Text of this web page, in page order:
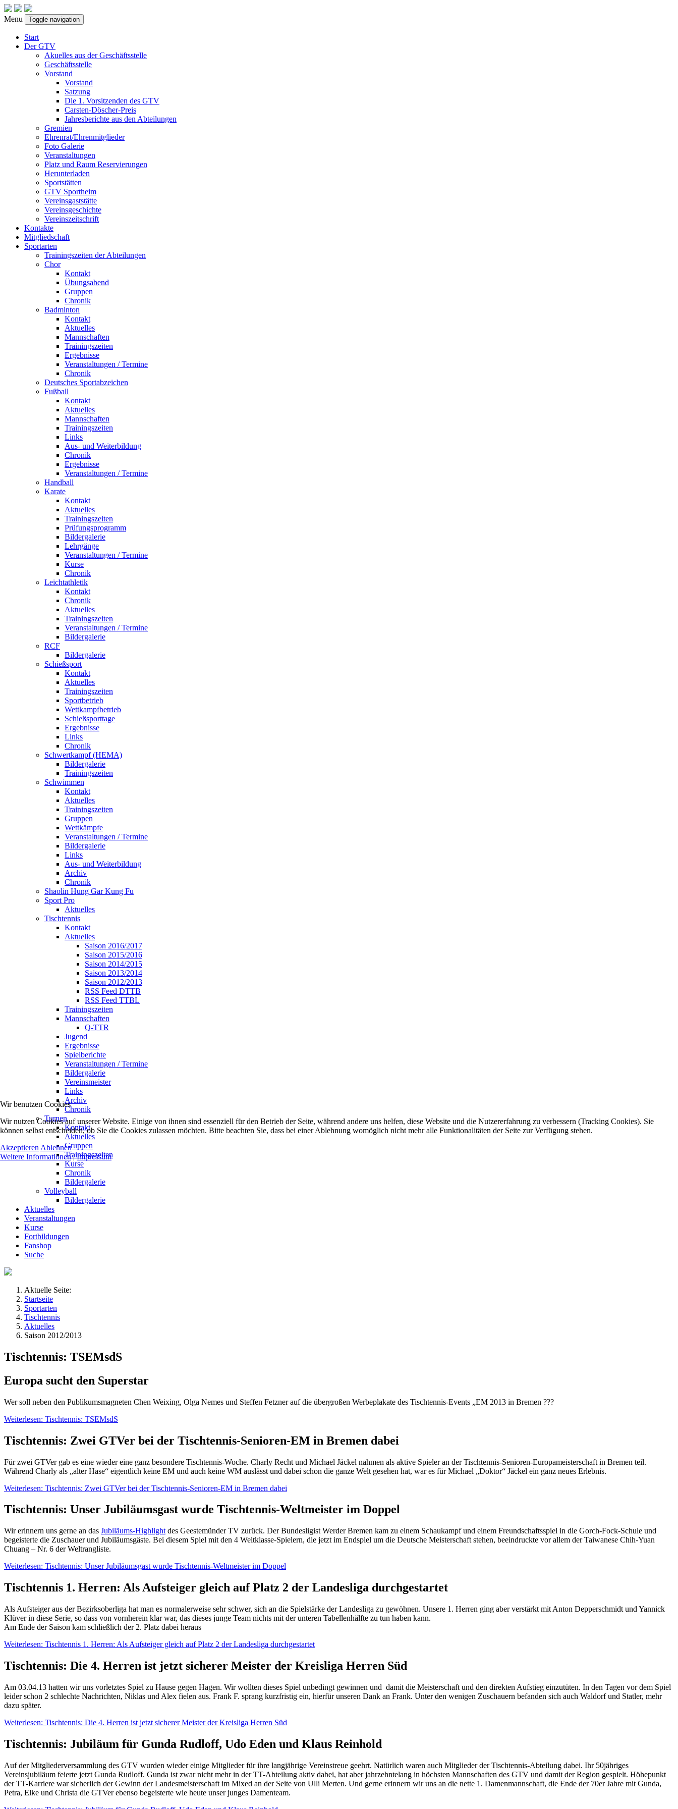
Menu Toggle navigation
Start
Der GTV
Akuelles aus der Geschäftsstelle
Geschäftsstelle
Vorstand
Vorstand
Satzung
Die 1. Vorsitzenden des GTV
Carsten-Döscher-Preis
Jahresberichte aus den Abteilungen
Gremien
Ehrenrat/Ehrenmitglieder
Foto Galerie
Veranstaltungen
Platz und Raum Reservierungen
Herunterladen
Sportstätten
GTV Sportheim
Vereinsgaststätte
Vereinsgeschichte
Vereinszeitschrift
Kontakte
Mitgliedschaft
Sportarten
Trainingszeiten der Abteilungen
Chor
Kontakt
Übungsabend
Gruppen
Chronik
Badminton
Kontakt
Aktuelles
Mannschaften
Trainingszeiten
Ergebnisse
Veranstaltungen / Termine
Chronik
Deutsches Sportabzeichen
Fußball
Kontakt
Aktuelles
Mannschaften
Trainingszeiten
Links
Aus- und Weiterbildung
Chronik
Ergebnisse
Veranstaltungen / Termine
Handball
Karate
Kontakt
Aktuelles
Trainingszeiten
Prüfungsprogramm
Bildergalerie
Lehrgänge
Veranstaltungen / Termine
Kurse
Chronik
Leichtathletik
Kontakt
Chronik
Aktuelles
Trainingszeiten
Veranstaltungen / Termine
Bildergalerie
RCF
Bildergalerie
Schießsport
Kontakt
Aktuelles
Trainingszeiten
Sportbetrieb
Wettkampfbetrieb
Schießsporttage
Ergebnisse
Links
Chronik
Schwertkampf (HEMA)
Bildergalerie
Trainingszeiten
Schwimmen
Kontakt
Aktuelles
Trainingszeiten
Gruppen
Wettkämpfe
Veranstaltungen / Termine
Bildergalerie
Links
Aus- und Weiterbildung
Archiv
Chronik
Shaolin Hung Gar Kung Fu
Sport Pro
Aktuelles
Tischtennis
Kontakt
Aktuelles
Saison 2016/2017
Saison 2015/2016
Saison 2014/2015
Saison 2013/2014
Saison 2012/2013
RSS Feed DTTB
RSS Feed TTBL
Trainingszeiten
Mannschaften
Q-TTR
Jugend
Ergebnisse
Spielberichte
Veranstaltungen / Termine
Bildergalerie
Vereinsmeister
Links
Archiv
Chronik
Turnen
Kontakt
Aktuelles
Gruppen
Trainingszeiten
Kurse
Chronik
Bildergalerie
Volleyball
Bildergalerie
Aktuelles
Veranstaltungen
Kurse
Fortbildungen
Fanshop
Suche
Aktuelle Seite:
Startseite
Sportarten
Tischtennis
Aktuelles
Saison 2012/2013
Tischtennis: TSEMsdS
Europa sucht den Superstar
Wer soll neben den Publikumsmagneten Chen Weixing, Olga Nemes und Steffen Fetzner auf die übergroßen Werbeplakate des Tischtennis-Events „EM 2013 in Bremen ???
Weiterlesen: Tischtennis: TSEMsdS
Tischtennis: Zwei GTVer bei der Tischtennis-Senioren-EM in Bremen dabei
Für zwei GTVer gab es eine wieder eine ganz besondere Tischtennis-Woche. Charly Recht und Michael Jäckel nahmen als aktive Spieler an der Tischtennis-Senioren-Europameisterschaft in Bremen teil.
Während Charly als „alter Hase“ eigentlich keine EM und auch keine WM auslässt und dabei schon die ganze Welt gesehen hat, war es für Michael „Doktor“ Jäckel ein ganz neues Erlebnis.
Weiterlesen: Tischtennis: Zwei GTVer bei der Tischtennis-Senioren-EM in Bremen dabei
Tischtennis: Unser Jubiläumsgast wurde Tischtennis-Weltmeister im Doppel
Wir erinnern uns gerne an das Jubiläums-Highlight des Geestemünder TV zurück. Der Bundesligist Werder Bremen kam zu einem Schaukampf und einem Freundschaftsspiel in die Gorch-Fock-Schule und
begeisterte die Zuschauer und Jubiläumsgäste. Bei diesem Spiel mit den 4 Weltklasse-Spielern, die jetzt im Endspiel um die Deutsche Meisterschaft stehen, beeindruckte vor allem der Taiwanese Chih-Yuan
Chuang – Nr. 6 der Weltrangliste.
Weiterlesen: Tischtennis: Unser Jubiläumsgast wurde Tischtennis-Weltmeister im Doppel
Tischtennis 1. Herren: Als Aufsteiger gleich auf Platz 2 der Landesliga durchgestartet
Als Aufsteiger aus der Bezirksoberliga hat man es normalerweise sehr schwer, sich an die Spielstärke der Landesliga zu gewöhnen. Unsere 1. Herren ging aber verstärkt mit Anton Depperschmidt und Yannick
Klüver in diese Serie, so dass von vornherein klar war, das dieses junge Team nichts mit der unteren Tabellenhälfte zu tun haben kann.
Am Ende der Saison kam schließlich der 2. Platz dabei heraus
Weiterlesen: Tischtennis 1. Herren: Als Aufsteiger gleich auf Platz 2 der Landesliga durchgestartet
Tischtennis: Die 4. Herren ist jetzt sicherer Meister der Kreisliga Herren Süd
Am 03.04.13 hatten wir uns vorletztes Spiel zu Hause gegen Hagen. Wir wollten dieses Spiel unbedingt gewinnen und damit die Meisterschaft und den direkten Aufstieg einzutüten. In den Tagen vor dem Spiel
leider schon 2 schlechte Nachrichten, Niklas und Alex fielen aus. Frank F. sprang kurzfristig ein, hierfür unseren Dank an Frank. Unter den wenigen Zuschauern befanden sich auch Waldorf und Statler, mehr
dazu später.
Weiterlesen: Tischtennis: Die 4. Herren ist jetzt sicherer Meister der Kreisliga Herren Süd
Tischtennis: Jubiläum für Gunda Rudloff, Udo Eden und Klaus Reinhold
Auf der Mitgliederversammlung des GTV wurden wieder einige Mitglieder für ihre langjährige Vereinstreue geehrt. Natürlich waren auch Mitglieder der Tischtennis-Abteilung dabei. Ihr 50jähriges
Vereinsjubiläum feierte jetzt Gunda Rudloff. Gunda ist zwar nicht mehr in der TT-Abteilung aktiv dabei, hat aber jahrzehntelang in höchsten Mannschaften des GTV und damit der Region gespielt. Höhepunkt
der TT-Karriere war sicherlich der Gewinn der Landesmeisterschaft im Mixed an der Seite von Ulli Merten. Und gerne erinnern wir uns an die nette 1. Damenmannschaft, die Ende der 70er Jahre mit Gunda,
Petra, Elke und Christa die GTVer ebenso begeisterte wie heute unser junges Damenteam.
Wir benutzen Cookies
Wir nutzen Cookies auf unserer Website. Einige von ihnen sind essenziell für den Betrieb der Seite, während andere uns helfen, diese Website und die Nutzererfahrung zu verbessern (Tracking Cookies). Sie
können selbst entscheiden, ob Sie die Cookies zulassen möchten. Bitte beachten Sie, dass bei einer Ablehnung womöglich nicht mehr alle Funktionalitäten der Seite zur Verfügung stehen.
Akzeptieren Ablehnen
Weitere Informationen|Impressum